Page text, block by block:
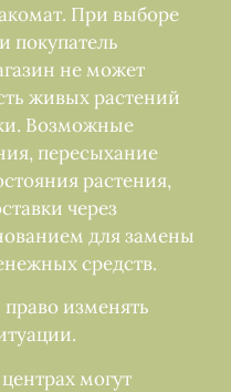
При выборе
покупатель
не может
живых растений
Возможные
пересыхание
растения,
через
для замены
средств.
изменять
могут